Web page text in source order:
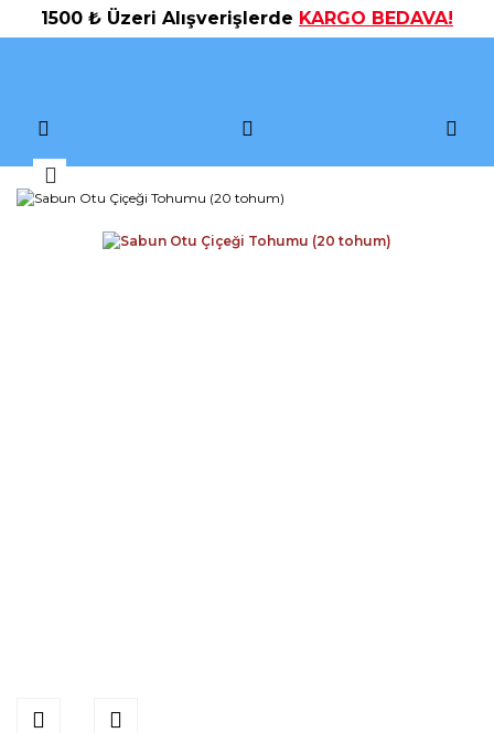
1500 ₺ Üzeri Alışverişlerde KARGO BEDAVA!